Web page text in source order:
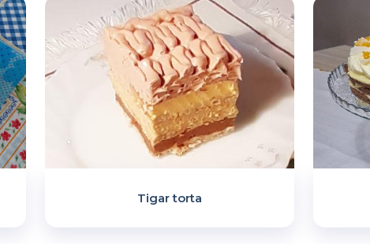
Tigar torta